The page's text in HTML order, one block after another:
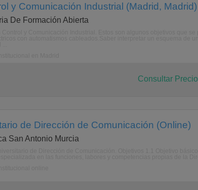
y Comunicación Industrial (Madrid, Madrid)
De Formación Abierta
Consultar Precio
de Dirección de Comunicación (Online)
San Antonio Murcia